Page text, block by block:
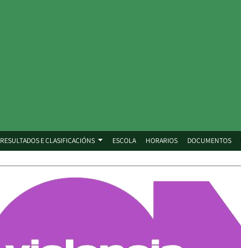
RESULTADOS E CLASIFICACIÓNS ESCOLA HORARIOS DOCUMENTOS